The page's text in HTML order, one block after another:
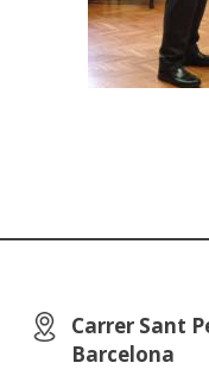
Carrer Sant
Barcelona